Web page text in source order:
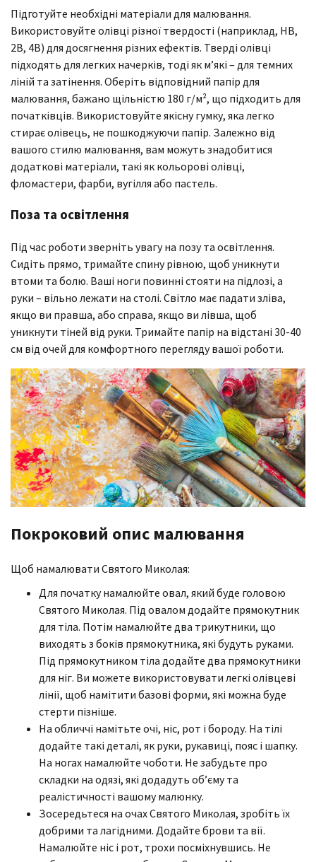
Підготуйте необхідні матеріали для малювання.
Використовуйте олівці різної твердості (наприклад, HB,
2B, 4B) для досягнення різних ефектів. Тверді олівці
підходять для легких начерків, тоді як м’які – для темних
ліній та затінення. Оберіть відповідний папір для
малювання, бажано щільністю 180 г/м², що підходить для
початківців. Використовуйте якісну гумку, яка легко
стирає олівець, не пошкоджуючи папір. Залежно від
вашого стилю малювання, вам можуть знадобитися
додаткові матеріали, такі як кольорові олівці,
фломастери, фарби, вугілля або пастель.
Поза та освітлення
Під час роботи зверніть увагу на позу та освітлення.
Сидіть прямо, тримайте спину рівною, щоб уникнути
втоми та болю. Ваші ноги повинні стояти на підлозі, а
руки – вільно лежати на столі. Світло має падати зліва,
якщо ви правша, або справа, якщо ви лівша, щоб
уникнути тіней від руки. Тримайте папір на відстані 30-40
см від очей для комфортного перегляду вашої роботи.
Покроковий опис малювання
Щоб намалювати Святого Миколая:
Для початку намалюйте овал, який буде головою
Святого Миколая. Під овалом додайте прямокутник
для тіла. Потім намалюйте два трикутники, що
виходять з боків прямокутника, які будуть руками.
Під прямокутником тіла додайте два прямокутники
для ніг. Ви можете використовувати легкі олівцеві
лінії, щоб намітити базові форми, які можна буде
стерти пізніше.
На обличчі намітьте очі, ніс, рот і бороду. На тілі
додайте такі деталі, як руки, рукавиці, пояс і шапку.
На ногах намалюйте чоботи. Не забудьте про
складки на одязі, які додадуть об’єму та
реалістичності вашому малюнку.
Зосередьтеся на очах Святого Миколая, зробіть їх
добрими та лагідними. Додайте брови та вії.
Намалюйте ніс і рот, трохи посміхнувшись. Не